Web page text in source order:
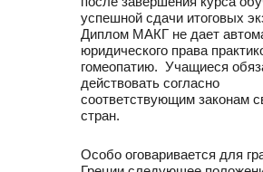
успешной сдачи итоговых
Диплом МАКГ не дает
юридического права
гомеопатию. Учащиеся
действовать согласно
соответствующим законам
стран.
Особо оговаривается для